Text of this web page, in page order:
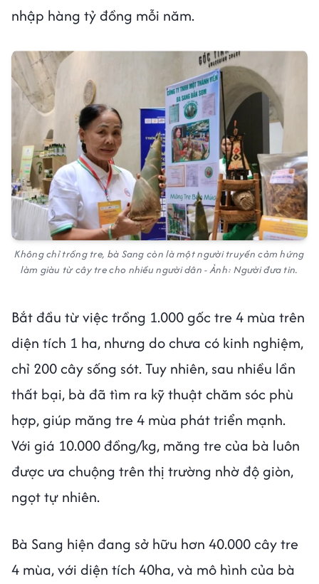
nhập hàng tỷ đồng mỗi năm.
Không chỉ trồng tre, bà Sang còn là một người truyền cảm hứng
làm giàu từ cây tre cho nhiều người dân - Ảnh: Người đưa tin.
Bắt đầu từ việc trồng 1.000 gốc tre 4 mùa trên
diện tích 1 ha, nhưng do chưa có kinh nghiệm,
chỉ 200 cây sống sót. Tuy nhiên, sau nhiều lần
thất bại, bà đã tìm ra kỹ thuật chăm sóc phù
hợp, giúp măng tre 4 mùa phát triển mạnh.
Với giá 10.000 đồng/kg, măng tre của bà luôn
được ưa chuộng trên thị trường nhờ độ giòn,
ngọt tự nhiên.
Bà Sang hiện đang sở hữu hơn 40.000 cây tre
4 mùa, với diện tích 40ha, và mô hình của bà